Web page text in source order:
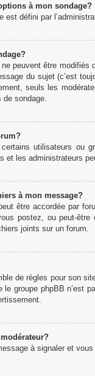
à mon sondage?
est défini par
peuvent être modifiés
du sujet (c’est
seuls les
de sondage.
utilisateurs ou
et les administrateurs
à mon message?
être accordée par
postez, ou peut-
joints sur un forum.
de règles pour son
le groupe phpBB n’est
à signaler et